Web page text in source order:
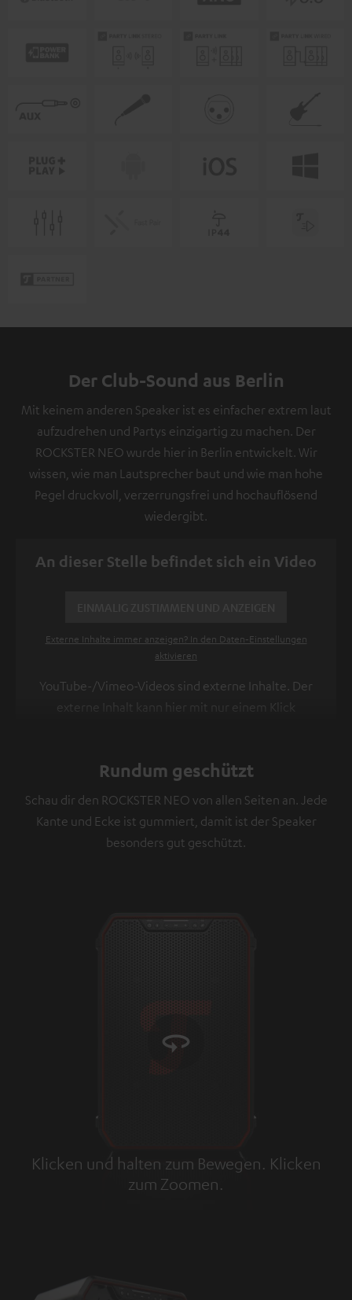
Der Club-Sound aus Berlin
Mit keinem anderen Speaker ist es einfacher extrem laut
aufzudrehen und Partys einzigartig zu machen. Der
ROCKSTER NEO wurde hier in Berlin entwickelt. Wir
wissen, wie man Lautsprecher baut und wie man hohe
Pegel druckvoll, verzerrungsfrei und hochauflösend
wiedergibt.
An dieser Stelle befindet sich ein Video
Externe Inhalte immer anzeigen? In den Daten‑Einstellungen
aktivieren
YouTube-/Vimeo-Videos sind externe Inhalte. Der
externe Inhalt kann hier mit nur einem Klick
Dabei können personenbezogene Daten an
Drittplattformen übermittelt werden. Weitere
Informationen sind in der Datenschutzerklärung
unter I zu finden
Rundum geschützt
Schau dir den ROCKSTER NEO von allen Seiten an. Jede
Kante und Ecke ist gummiert, damit ist der Speaker
besonders gut geschützt.
Klicken und halten zum Bewegen. Klicken
zum Zoomen.
Tap to zoom